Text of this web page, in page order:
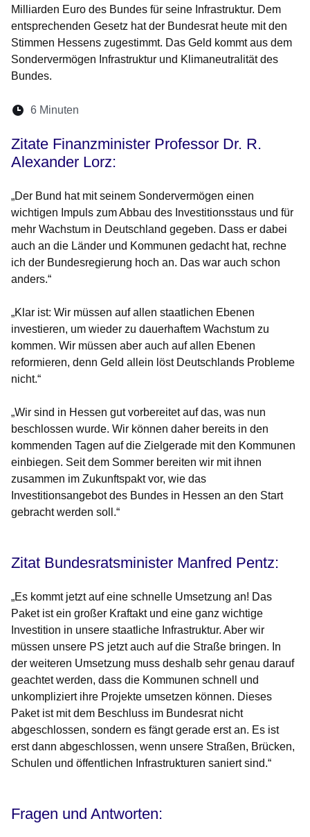
Milliarden Euro des Bundes für seine Infrastruktur. Dem
entsprechenden Gesetz hat der Bundesrat heute mit den
Stimmen Hessens zugestimmt. Das Geld kommt aus dem
Sondervermögen Infrastruktur und Klimaneutralität des
Bundes.
Lesedauer:
6 Minuten
Zitate Finanzminister Professor Dr. R.
Alexander Lorz:
„Der Bund hat mit seinem Sondervermögen einen
wichtigen Impuls zum Abbau des Investitionsstaus und für
mehr Wachstum in Deutschland gegeben. Dass er dabei
auch an die Länder und Kommunen gedacht hat, rechne
ich der Bundesregierung hoch an. Das war auch schon
anders.“
„Klar ist: Wir müssen auf allen staatlichen Ebenen
investieren, um wieder zu dauerhaftem Wachstum zu
kommen. Wir müssen aber auch auf allen Ebenen
reformieren, denn Geld allein löst Deutschlands Probleme
nicht.“
„Wir sind in Hessen gut vorbereitet auf das, was nun
beschlossen wurde. Wir können daher bereits in den
kommenden Tagen auf die Zielgerade mit den Kommunen
einbiegen. Seit dem Sommer bereiten wir mit ihnen
zusammen im Zukunftspakt vor, wie das
Investitionsangebot des Bundes in Hessen an den Start
gebracht werden soll.“
Zitat Bundesratsminister Manfred Pentz:
„Es kommt jetzt auf eine schnelle Umsetzung an! Das
Paket ist ein großer Kraftakt und eine ganz wichtige
Investition in unsere staatliche Infrastruktur. Aber wir
müssen unsere PS jetzt auch auf die Straße bringen. In
der weiteren Umsetzung muss deshalb sehr genau darauf
geachtet werden, dass die Kommunen schnell und
unkompliziert ihre Projekte umsetzen können. Dieses
Paket ist mit dem Beschluss im Bundesrat nicht
abgeschlossen, sondern es fängt gerade erst an. Es ist
erst dann abgeschlossen, wenn unsere Straßen, Brücken,
Schulen und öffentlichen Infrastrukturen saniert sind.“
Fragen und Antworten: